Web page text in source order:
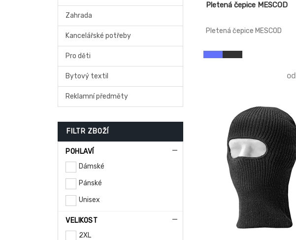
Zahrada
Kancelářské potřeby
Pro děti
Bytový textil
Reklamní předměty
FILTR ZBOŽÍ
POHLAVÍ
Dámské
Pánské
Unisex
VELIKOST
2XL
Pletená čepice MESCOD
Pletená čepice MESCOD
od